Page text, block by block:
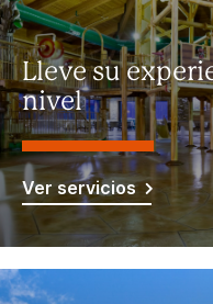
Lleve su
nivel
Ver servicios